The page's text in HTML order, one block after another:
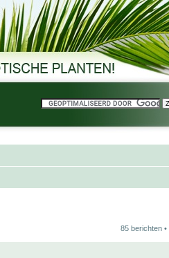
85 berichten •